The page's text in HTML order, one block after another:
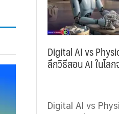
Digital AI vs
ลึกวิธีสอน AI ในโล
Digital AI vs